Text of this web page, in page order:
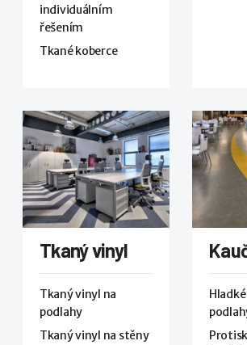
individuálním
řešením
Tkané koberce
Tkaný vinyl
Tkaný vinyl na
podlahy
Tkaný vinyl na stěny